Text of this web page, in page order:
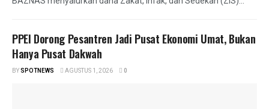
PPEI Dorong Pesantren Jadi Pusat Ekonomi Umat, Bukan
Hanya Pusat Dakwah
BYSPOTNEWS AGUSTUS 1, 2026 0